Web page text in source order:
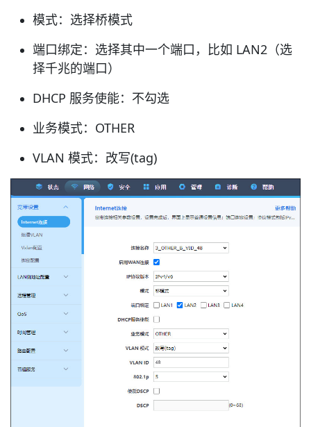
模式：选择桥模式
端口绑定：选择其中一个端口，比如 LAN2（选
择千兆的端口）
DHCP 服务使能：不勾选
业务模式：OTHER
VLAN 模式：改写(tag)